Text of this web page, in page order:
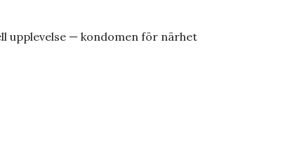
upplevelse — kondomen för närhet